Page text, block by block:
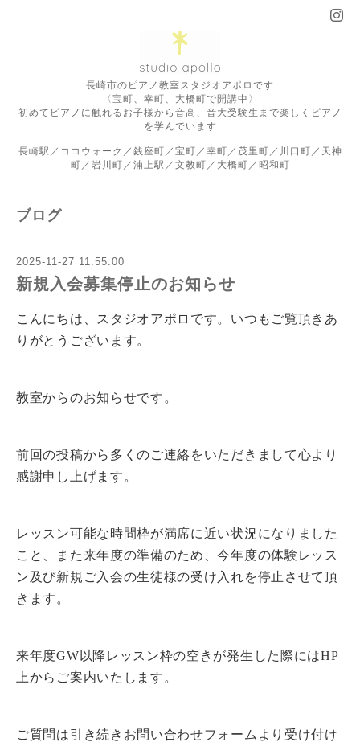
長崎市のピアノ教室スタジオアポロです
〈宝町、幸町、大橋町で開講中〉
初めてピアノに触れるお子様から音高、音大受験生まで楽しくピアノ
を学んでいます
長崎駅／ココウォーク／銭座町／宝町／幸町／茂里町／川口町／天神
町／岩川町／浦上駅／文教町／大橋町／昭和町
ブログ
2025-11-27 11:55:00
新規入会募集停止のお知らせ
こんにちは、スタジオアポロです。いつもご覧頂きあ
りがとうございます。
教室からのお知らせです。
前回の投稿から多くのご連絡をいただきまして心より
感謝申し上げます。
レッスン可能な時間枠が満席に近い状況になりました
こと、また来年度の準備のため、今年度の体験レッス
ン及び新規ご入会の生徒様の受け入れを停止させて頂
きます。
来年度GW以降レッスン枠の空きが発生した際にはHP
上からご案内いたします。
ご質問は引き続きお問い合わせフォームより受け付け